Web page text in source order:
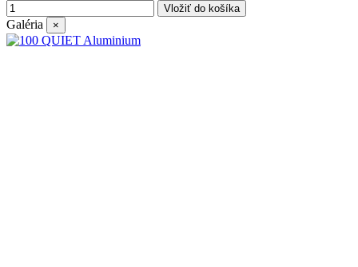
Vložiť do košíka
Galéria ×